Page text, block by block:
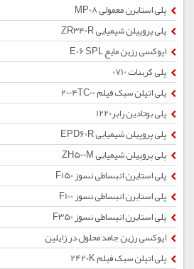
پلی استایرن معمولی MP08
پلی پروپیلن شیمیایی ZR340R
اپوکسی رزین مایع E06 SPL
پلی کربنات 0710
پلی اتیلن سبک فیلم 2004TC00
پلی بوتادین رابر1220
پلی پروپیلن شیمیایی EPD60R
پلی پروپیلن شیمیایی ZH500M
پلی استایرن انبساطی نسوز F150
پلی استایرن انبساطی نسوز F100
پلی استایرن انبساطی نسوز F350
اپوکسی رزین جامد محلول در زایلین
پلی اتیلن سبک فیلم 2420K